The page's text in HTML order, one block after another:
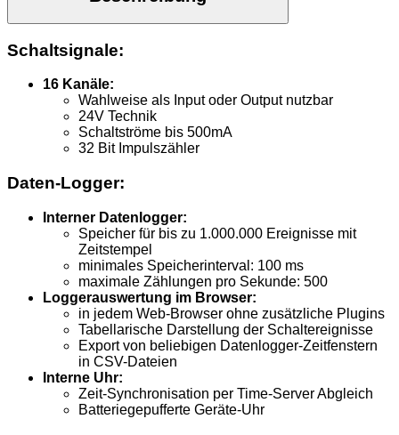
Schaltsignale:
16 Kanäle:
Wahlweise als Input oder Output nutzbar
24V Technik
Schaltströme bis 500mA
32 Bit Impulszähler
Daten-Logger:
Interner Datenlogger:
Speicher für bis zu 1.000.000 Ereignisse mit
Zeitstempel
minimales Speicherinterval: 100 ms
maximale Zählungen pro Sekunde: 500
Loggerauswertung im Browser:
in jedem Web-Browser ohne zusätzliche Plugins
Tabellarische Darstellung der Schaltereignisse
Export von beliebigen Datenlogger-Zeitfenstern
in CSV-Dateien
Interne Uhr:
Zeit-Synchronisation per Time-Server Abgleich
Batteriegepufferte Geräte-Uhr